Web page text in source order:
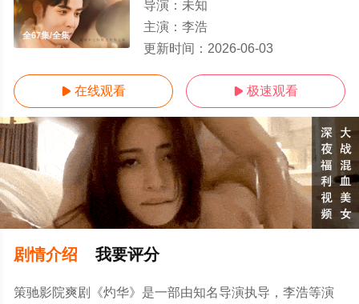
全67集/全集
导演： 未知
主演： 李浩
更新时间： 2026-06-03
 在线观看  极速观看
剧情介绍 我要评分
策驰影院爽剧《灼华》是一部由知名导演执导，李浩等演